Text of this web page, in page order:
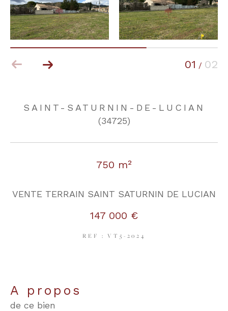
01 / 02
SAINT-SATURNIN-DE-LUCIAN
(34725)
750 m²
VENTE TERRAIN SAINT SATURNIN DE LUCIAN
147 000 €
REF : VT5-2024
a propos
de ce bien
AFFINER LES CRITÈRES
TERRASSE PARKING PISCINE
RECHERCHER